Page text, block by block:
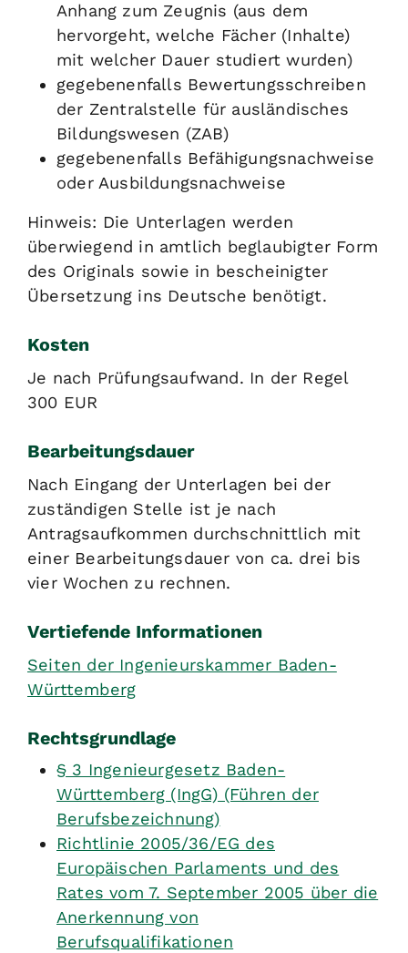
Anhang zum Zeugnis (aus dem
hervorgeht, welche Fächer (Inhalte)
mit welcher Dauer studiert wurden)
gegebenenfalls Bewertungsschreiben
der Zentralstelle für ausländisches
Bildungswesen (ZAB)
gegebenenfalls Befähigungsnachweise
oder Ausbildungsnachweise
Hinweis: Die Unterlagen werden
überwiegend in amtlich beglaubigter Form
des Originals sowie in bescheinigter
Übersetzung ins Deutsche benötigt.
Kosten
Je nach Prüfungsaufwand. In der Regel
300 EUR
Bearbeitungsdauer
Nach Eingang der Unterlagen bei der
zuständigen Stelle ist je nach
Antragsaufkommen durchschnittlich mit
einer Bearbeitungsdauer von ca. drei bis
vier Wochen zu rechnen.
Vertiefende Informationen
Seiten der Ingenieurskammer Baden-
Württemberg
Rechtsgrundlage
§ 3 Ingenieurgesetz Baden-
Württemberg (IngG) (Führen der
Berufsbezeichnung)
Richtlinie 2005/36/EG des
Europäischen Parlaments und des
Rates vom 7. September 2005 über die
Anerkennung von
Berufsqualifikationen